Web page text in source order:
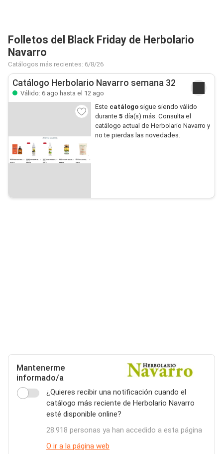
Folletos del Black Friday de Herbolario
Navarro
Catálogos más recientes: 6/8/26
Catálogo Herbolario Navarro semana 32
Válido: 6 ago hasta el 12 ago
Este catálogosigue siendo válido
durante 5 día(s) más. Consulta el
catálogo actual de Herbolario Navarro y
no te pierdas las novedades.
Mantenerme
informado/a
¿Quieres recibir una notificación cuando el
catálogo más reciente de Herbolario Navarro
esté disponible online?
28.918 personas ya han accedido a esta página
O ir a la página web